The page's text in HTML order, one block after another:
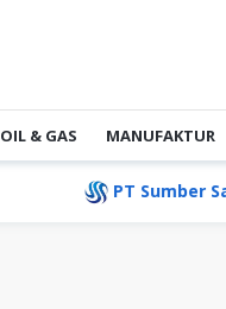
OIL & GAS MANUFAKTUR
PT Sumber Sarana Putra